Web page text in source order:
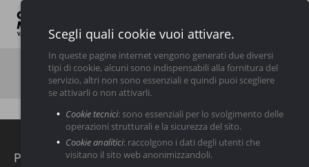
LINK UTILI
Siamo
Usato
Pagine
Scegli quali cookie vuoi attivare.
In queste pagine internet vengono generati due diversi
tipi di cookie, alcuni sono indispensabili alla fornitura del
servizio, altri non sono essenziali e quindi puoi scegliere
se attivarli o non attivarli.
Cookie tecnici: sono essenziali per lo svolgimento delle
operazioni strutturali e la sicurezza del sito.
Cookie analitici: raccolgono i dati degli utenti che
visitano il sito web anonimizzandoli.